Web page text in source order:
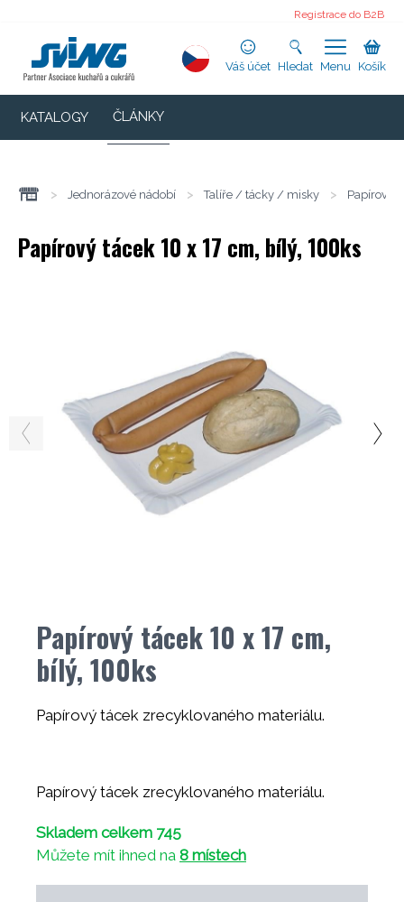
Registrace do B2B
Váš účet Hledat Menu Košík
KATALOGY ČLÁNKY
> Jednorázové nádobí > Talíře / tácky / misky > Papírové
Papírový tácek 10 x 17 cm, bílý, 100ks
Papírový tácek 10 x 17 cm,
bílý, 100ks
Papírový tácek zrecyklovaného materiálu.
Papírový tácek zrecyklovaného materiálu.
Skladem celkem 745
Můžete mít ihned na 8 místech